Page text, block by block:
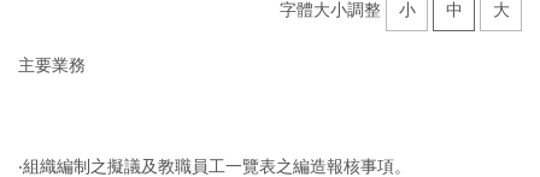
字體大小調整 小 中 大
主要業務
‧組織編制之擬議及教職員工一覽表之編造報核事項。